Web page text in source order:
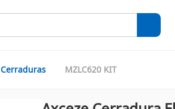
Cerraduras MZLC620 KIT